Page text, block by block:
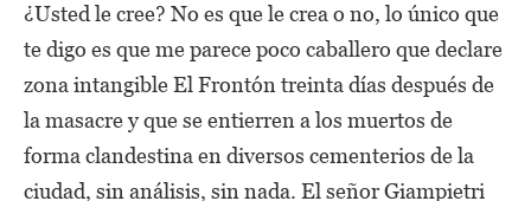
¿Usted le cree? No es que le crea o no, lo único que
te digo es que me parece poco caballero que declare
zona intangible El Frontón treinta días después de
la masacre y que se entierren a los muertos de
forma clandestina en diversos cementerios de la
ciudad, sin análisis, sin nada. El señor Giampietri